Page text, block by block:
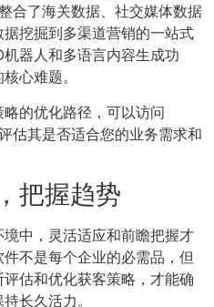
合了海关数据、社交媒体数据
挖掘到多渠道营销的一站式
器人和多语言内容生成功
心难题。
的优化路径，可以访问
估其是否适合您的业务需求和
把握趋势
中，灵活适应和前瞻把握才
不是每个企业的必需品，但
估和优化获客策略，才能确
长久活力。